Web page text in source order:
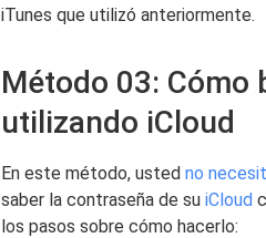
iTunes que utilizó anteriormente.
Método 03:
utilizando iCloud
En este método, usted no
saber la contraseña de su iCloud
los pasos sobre cómo hacerlo: